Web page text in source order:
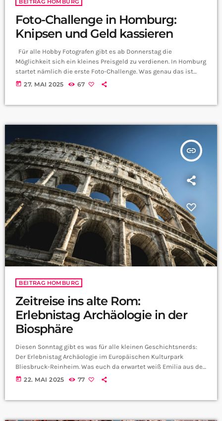
BEITRAG HOMBURG
Foto-Challenge in Homburg:
Knipsen und Geld kassieren
Für alle Hobby Fotografen gibt es ab Donnerstag die
Möglichkeit sich ein kleines Preisgeld zu verdienen. In Homburg
startet nämlich die erste Foto-Challenge. Was genau das ist
weiß Emilia aus der CityRadio Redaktion: Die Foto-Challenge
today 27. MAI 2025 67
insert_link
BEITRAG HOMBURG
Zeitreise ins alte Rom:
Erlebnistag Archäologie in der
Biosphäre
Diesen Sonntag gibt es was für alle kleinen Geschichtsnerds:
Der Erlebnistag Archäologie im Europäischen Kulturpark
Bliesbruck-Reinheim. Was euch da erwartet weiß Emilia aus der
CityRadio Redaktion: Der Kulturpark Bliesbruck-Reinheim hat
today 22. MAI 2025 77